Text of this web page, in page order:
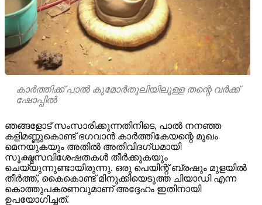
കാർത്തിക്ക് പാൽ കുമോർതുലിയിലുള്ള തന്റെ വർക്ക്
ഷോപ്പിൽ
ഞങ്ങളോട് സംസാരിക്കുന്നതിനിടെ, പാൽ നനഞ്ഞ
കളിമണ്ണുകൊണ്ട് ഭഗവാൻ കാർത്തികേയന്റെ മുഖം
മെനയുകയും അതിൽ അതിവിദഗ്ധമായി
സൂക്ഷ്മസവിശേഷതകൾ തീർക്കുകയും
ചെയ്യുന്നുണ്ടായിരുന്നു. ഒരു പെയിന്റ് ബ്രഷും മുളയിൽ
തീർത്ത്, കൈകൊണ്ട് മിനുക്കിയെടുത്ത ചിയാഡി എന്ന
കൊത്തുപകരണവുമാണ് അദ്ദേഹം ഇതിനായി
ഉപയോഗിച്ചത്.